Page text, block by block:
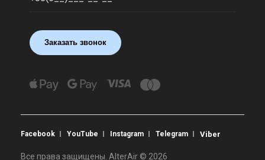
Заказать звонок
Facebook YouTube Instagram Telegram Viber
Все права защищены. AlterAir © 2026